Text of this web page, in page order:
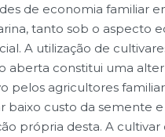
de economia familiar
tanto sob o aspecto
A utilização de
aberta constitui uma
pelos agricultores
baixo custo da semente
própria desta. A cultivar